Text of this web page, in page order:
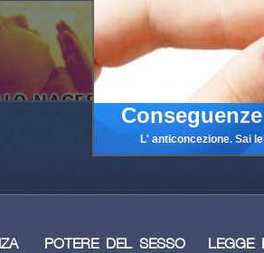
L' anticoncezione. Sai
POTERE DEL SESSO LEGGE